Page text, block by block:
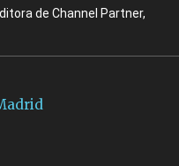
de Channel Partner,